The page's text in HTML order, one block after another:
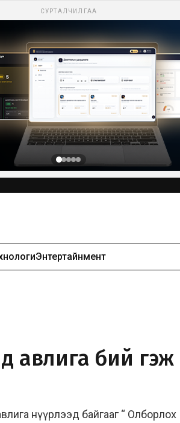
СУРТАЛЧИЛГАА
Энтертайнмент
авлига бий гэж
нүүрлээд байгааг “ Олборлох